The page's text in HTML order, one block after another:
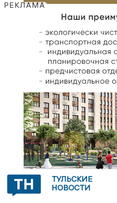
РЕКЛАМА
ТУЛЬСКИЕ
НОВОСТИ